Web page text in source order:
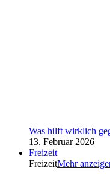
Was hilft wirklich
13. Februar 2026
Freizeit
FreizeitMehr